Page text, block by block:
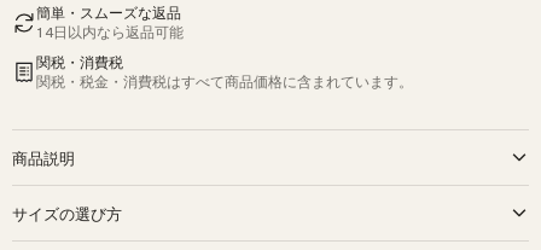
簡単・スムーズな返品
14日以内なら返品可能
関税・消費税
関税・税金・消費税はすべて商品価格に含まれています。
商品説明
10年以上愛され続けている人気アイテム
オーガニックコットン100%、220g
サイズの選び方